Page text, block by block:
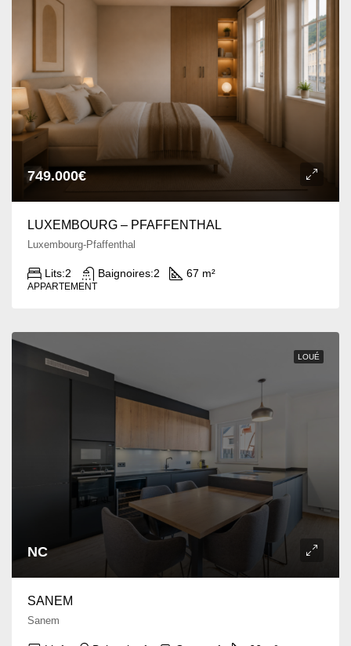
749.000€
LUXEMBOURG – PFAFFENTHAL
Luxembourg-Pfaffenthal
Lits:2 Baignoires:2 67 m²
APPARTEMENT
LOUÉ
NC
SANEM
Sanem